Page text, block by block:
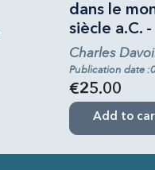
dans le
siècle a.C.
Charles
Publication date
€25.00
Add to